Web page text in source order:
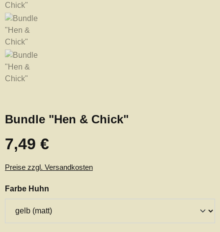
Bundle "Hen & Chick"
Regulärer Preis:
7,49 €
Preise zzgl. Versandkosten
Farbe Huhn